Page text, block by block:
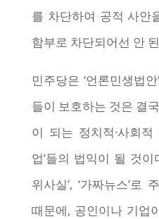
를 차단하여 공적 사안
함부로 차단되어선 안
민주당은 ‘언론민생법
들이 보호하는 것은 결
이 되는 정치적·사회적
업’들의 법익이 될 것
위사실’, ‘가짜뉴스’로
때문에, 공인이나 기업